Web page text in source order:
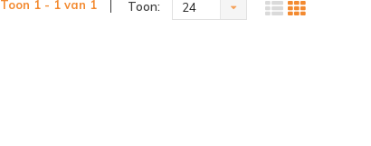
Toon 1 - 1 van 1 Toon: 24